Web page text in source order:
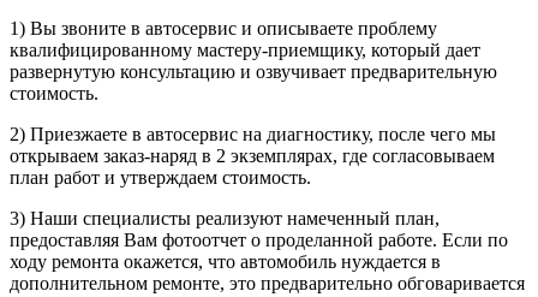
1) Вы звоните в автосервис и описываете проблему
квалифицированному мастеру-приемщику, который дает
развернутую консультацию и озвучивает предварительную
стоимость.
2) Приезжаете в автосервис на диагностику, после чего мы
открываем заказ-наряд в 2 экземплярах, где согласовываем
план работ и утверждаем стоимость.
3) Наши специалисты реализуют намеченный план,
предоставляя Вам фотоотчет о проделанной работе. Если по
ходу ремонта окажется, что автомобиль нуждается в
дополнительном ремонте, это предварительно обговаривается